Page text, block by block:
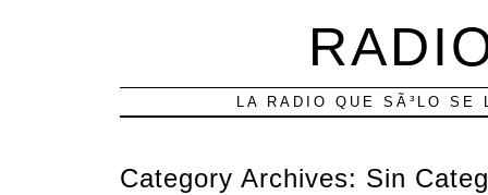
LA RADIO QUE SÃ³LO
Category Archives: Sin